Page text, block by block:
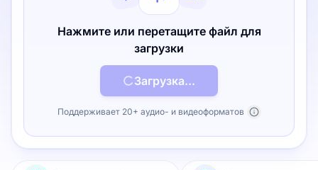
Нажмите или перетащите файл для
загрузки
Загрузка...
Поддерживает 20+ аудио- и видеоформатов